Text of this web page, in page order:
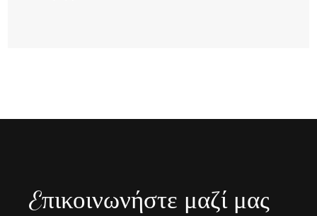
Eπικοινωνήστε μαζί μας